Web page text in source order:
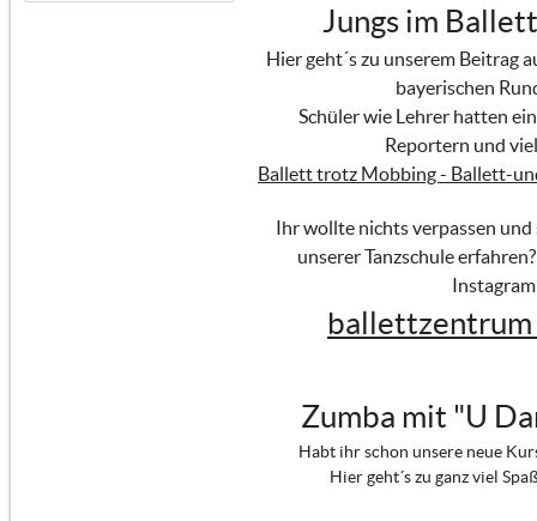
Jungs im
Hier geht´s zu unserem Beitrag
bayerischen
Schüler wie Lehrer hatten
Reportern und
Ballett trotz Mobbing - Ballett-
Ihr wollte nichts verpassen
unserer Tanzschule
Instagram
Zumba mit "U
Habt ihr schon unsere neue
Hier geht´s zu ganz viel